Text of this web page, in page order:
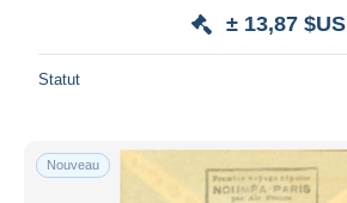
± 13,87 $US
Statut
Nouveau